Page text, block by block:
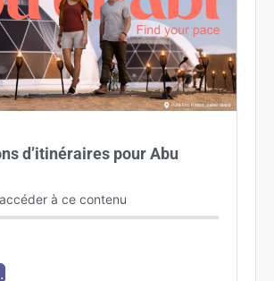
d’itinéraires pour Abu
à ce contenu